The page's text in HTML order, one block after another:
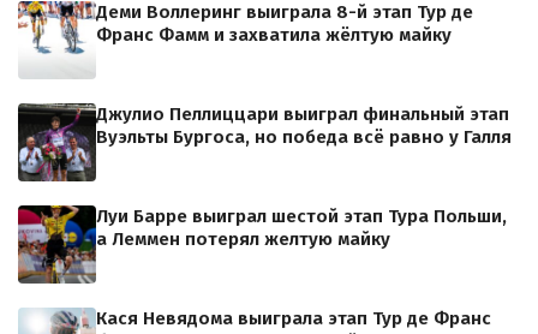
Деми Воллеринг выиграла 8-й этап Тур де
Франс Фамм и захватила жёлтую майку
Джулио Пеллиццари выиграл финальный этап
Вуэльты Бургоса, но победа всё равно у Галля
Луи Барре выиграл шестой этап Тура Польши,
а Леммен потерял желтую майку
Кася Невядома выиграла этап Тур де Франс